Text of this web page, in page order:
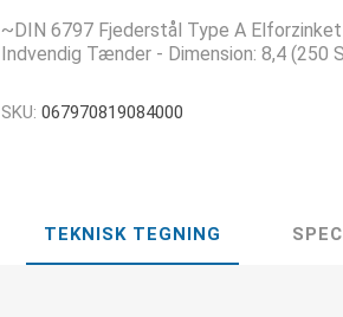
~DIN 6797 Fjederstål Type A
Indvendig Tænder - Dimension: 8,4 (250
SKU: 067970819084000
TEKNISK TEGNING